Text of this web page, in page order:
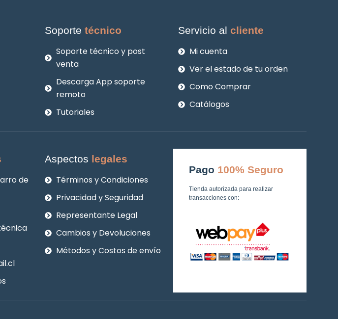
Soportetécnico
Soporte técnico y post
venta
Descarga App soporte
remoto
Tutoriales
Servicio alcliente
Mi cuenta
Ver el estado de tu orden
Como Comprar
Catálogos
de
Aspectos legales
Términos y Condiciones
Privacidad y Seguridad
Representante Legal
Cambios y Devoluciones
Métodos y Costos de envío
Pago 100% Seguro
Tienda autorizada para realizar
transacciones con: